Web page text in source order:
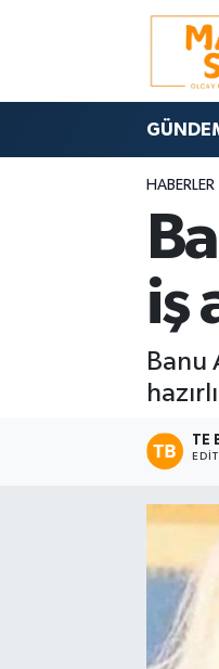
HABERLER
iş
Banu
TE
Nöbetçi
Hava Durumu
Trafik Durumu
Süper Lig Puan
Tüm Manşetler
Son Dakika